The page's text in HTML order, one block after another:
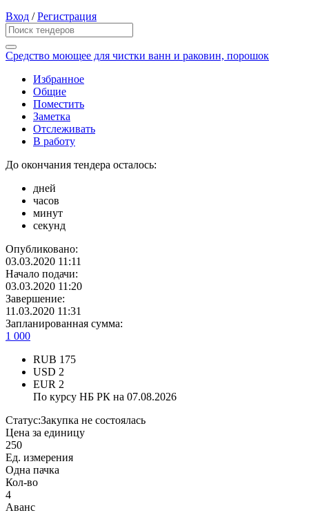
Вход /Регистрация
Средство моющее для чистки ванн и раковин, порошок
Избранное
Общие
Поместить
Заметка
Отслеживать
В работу
До окончания тендера осталось:
дней
часов
минут
секунд
Опубликовано:
03.03.2020 11:11
Начало подачи:
03.03.2020 11:20
Завершение:
11.03.2020 11:31
Запланированная сумма:
1 000
RUB 175
USD 2
EUR 2
По курсу НБ РК на 07.08.2026
Статус:Закупка не состоялась
Цена за единицу
250
Ед. измерения
Одна пачка
Кол-во
4
Аванс